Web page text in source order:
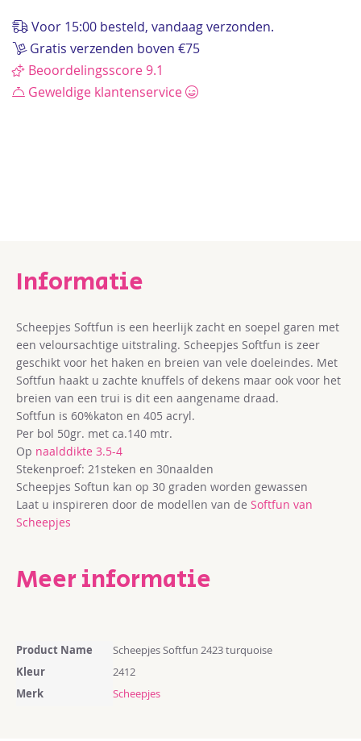
afbeeldingen-
gallerij
Voor 15:00 besteld, vandaag verzonden.
Gratis verzenden boven €75
Beoordelingsscore 9.1
Geweldige klantenservice
Scheepjes Softfun is een heerlijk zacht en soepel garen met
een veloursachtige uitstraling. Scheepjes Softfun is zeer
geschikt voor het haken en breien van vele doeleindes. Met
Softfun haakt u zachte knuffels of dekens maar ook voor het
breien van een trui is dit een aangename draad.
Softfun is 60%katon en 405 acryl.
Per bol 50gr. met ca.140 mtr.
Op naalddikte 3.5-4
Stekenproef: 21steken en 30naalden
Scheepjes Softun kan op 30 graden worden gewassen
Laat u inspireren door de modellen van de Softfun van
Scheepjes
Meer informatie
Meer
informatie
Product Name
Scheepjes Softfun 2423 turquoise
Kleur
2412
Merk
Scheepjes